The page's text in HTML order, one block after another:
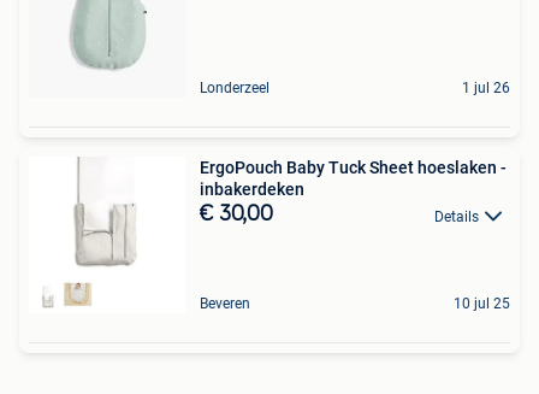
Londerzeel 1 jul 26
ErgoPouch Baby Tuck Sheet hoeslaken -
inbakerdeken
€ 30,00 Details
Beveren 10 jul 25